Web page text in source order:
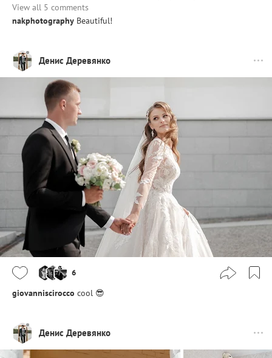
View all 5 comments
nakphotography Beautiful!
Денис Деревянко
6
giovanniscirocco cool 😎
Денис Деревянко